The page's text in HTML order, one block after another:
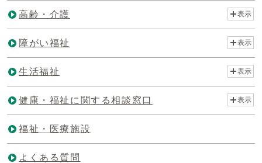
高齢・介護 表示
障がい福祉 表示
生活福祉 表示
健康・福祉に関する相談窓口 表示
福祉・医療施設
よくある質問